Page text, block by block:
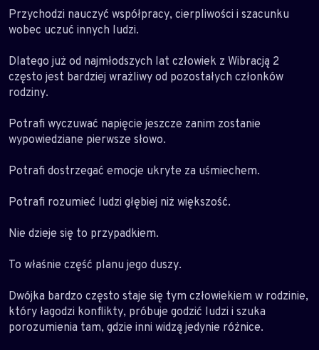
Przychodzi nauczyć współpracy, cierpliwości i szacunku
wobec uczuć innych ludzi.
Dlatego już od najmłodszych lat człowiek z Wibracją 2
często jest bardziej wrażliwy od pozostałych członków
rodziny.
Potrafi wyczuwać napięcie jeszcze zanim zostanie
wypowiedziane pierwsze słowo.
Potrafi dostrzegać emocje ukryte za uśmiechem.
Potrafi rozumieć ludzi głębiej niż większość.
Nie dzieje się to przypadkiem.
To właśnie część planu jego duszy.
Dwójka bardzo często staje się tym człowiekiem w rodzinie,
który łagodzi konflikty, próbuje godzić ludzi i szuka
porozumienia tam, gdzie inni widzą jedynie różnice.